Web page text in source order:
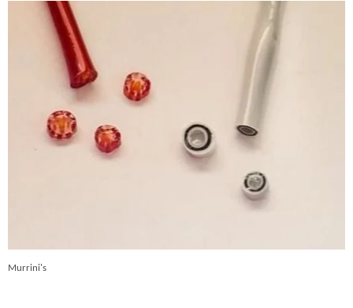
Murrini's